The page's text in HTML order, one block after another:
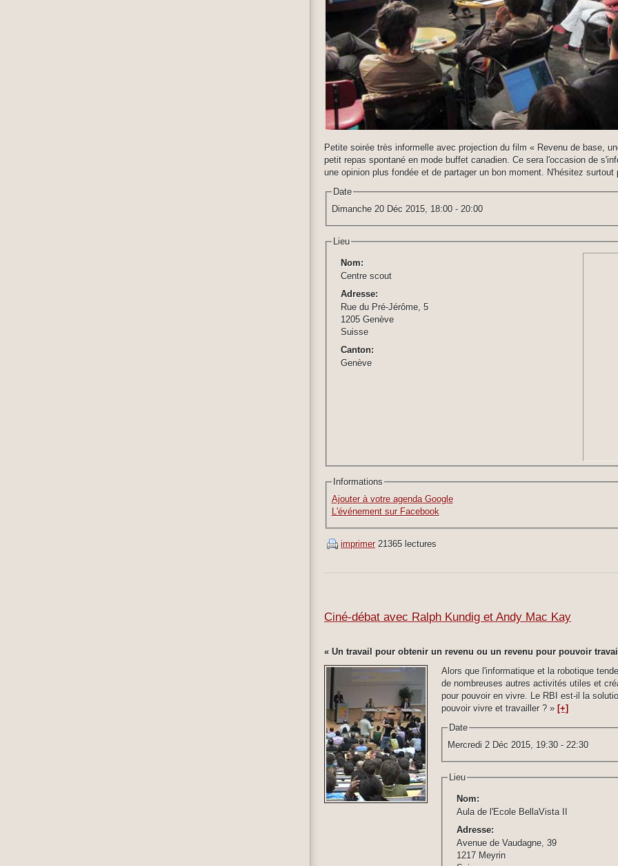
Petite soirée très informelle avec projection du film « Revenu de base,
petit repas spontané en mode buffet canadien. Ce sera l'occasion de
une opinion plus fondée et de partager un bon moment. N'hésitez
Date
Dimanche 20 Déc 2015, 18:00- 20:00
Lieu
Nom:
Centre scout
Adresse:
Rue du Pré-Jérôme, 5
1205 Genève
Suisse
Canton:
Genève
Informations
Ajouter à votre agenda Google
L'événement sur Facebook
imprimer 21365 lectures
Ciné-débat avec Ralph Kundig et Andy Mac Kay
« Un travail pour obtenir un revenu ou un revenu pour pouvoir
Alors que l'informatique et la robotique
de nombreuses autres activités utiles et
pour pouvoir en vivre. Le RBI est-il la
pouvoir vivre et travailler ? » [+]
Date
Mercredi 2 Déc 2015, 19:30- 22:30
Lieu
Nom:
Aula de l'Ecole BellaVista II
Adresse:
Avenue de Vaudagne, 39
1217 Meyrin